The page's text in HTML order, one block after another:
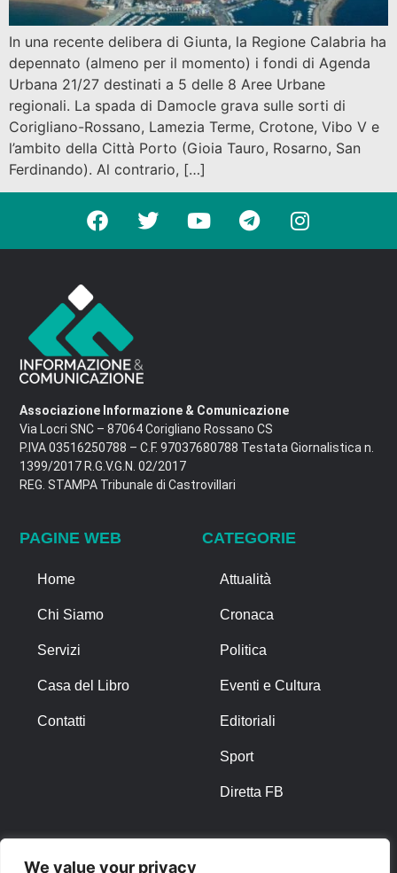
We value your privacy
In una recente delibera di Giunta, la Regione Calabria ha
depennato (almeno per il momento) i fondi di Agenda
Urbana 21/27 destinati a 5 delle 8 Aree Urbane
regionali. La spada di Damocle grava sulle sorti di
Corigliano-Rossano, Lamezia Terme, Crotone, Vibo V e
l’ambito della Città Porto (Gioia Tauro, Rosarno, San
Ferdinando). Al contrario, […]
Associazione Informazione & Comunicazione
Via Locri SNC – 87064 Corigliano Rossano CS
P.IVA 03516250788 – C.F. 97037680788 Testata Giornalistica n.
1399/2017 R.G.V.G.N. 02/2017
REG. STAMPA Tribunale di Castrovillari
PAGINE WEB
Home
Chi Siamo
Servizi
Casa del Libro
Contatti
CATEGORIE
Attualità
Cronaca
Politica
Eventi e Cultura
Editoriali
Sport
Diretta FB